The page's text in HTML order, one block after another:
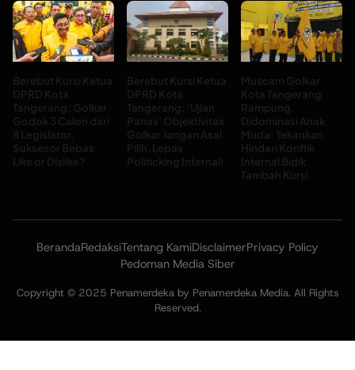
Berebut Kursi Ketua
DPRD Kota
Tangerang: Golkar
Godok 3 Calon dari
8 Legislator,
Suksesor Bebas
Like or Dislike?
Berebut Kursi Ketua
DPRD Kota
Tangerang: ‘Ujian
Panas’ Objektivitas
Golkar Jangan Asal
Pilih, Lepas
Politicking Internal!
Muscam Golkar
Kota Tangerang
Rampung,
Didominasi Anak
Muda: Tekankan
Hindari Konflik
Internal Bidik
Tambah Kursi
BerandaRedaksiTentang KamiDisclaimerPrivacy Policy
Pedoman Media Siber
Copyright © 2025 Penamerdeka by Penamerdeka Media. All Rights
Reserved.